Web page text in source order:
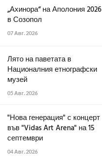
„Ахинора“ на Аполония 2026
в Созопол
07 Авг. 2026
Лято на паветата в
Националния етнографски
музей
05 Авг. 2026
"Нова генерация" с концерт
във "Vidas Art Arena" на 15
септември
04 Авг. 2026